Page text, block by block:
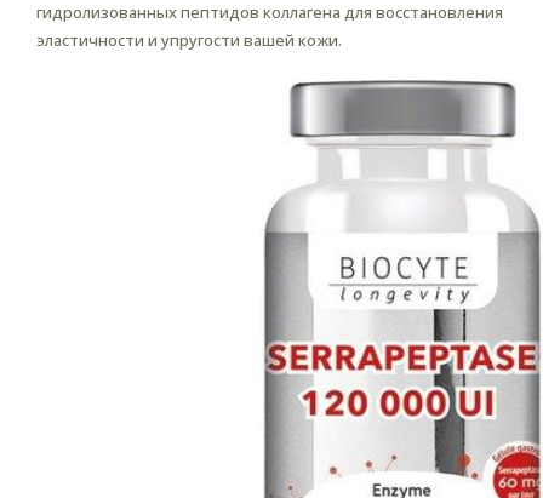
гидролизованных пептидов коллагена для восстановления
эластичности и упругости вашей кожи.